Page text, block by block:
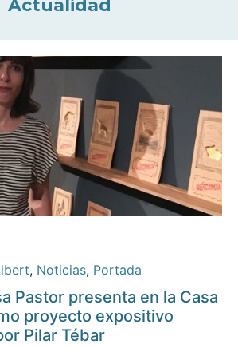
Actualidad
, Noticias, Portada
Pastor presenta en la Casa
proyecto expositivo
Pilar Tébar